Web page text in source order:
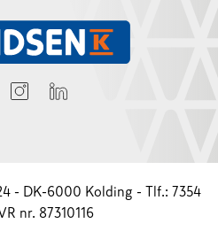
- DK-6000 Kolding - Tlf.: 7354
nr. 87310116